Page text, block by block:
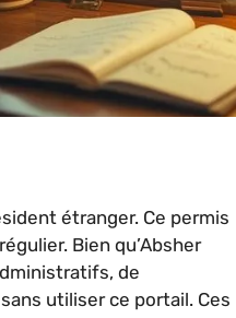
étranger. Ce permis
Bien qu’Absher
de
sans utiliser ce portail. Ces